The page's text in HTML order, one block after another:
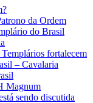
da Ordem
do Brasil
fortalecem
– Cavalaria
Magnum
sendo discutida